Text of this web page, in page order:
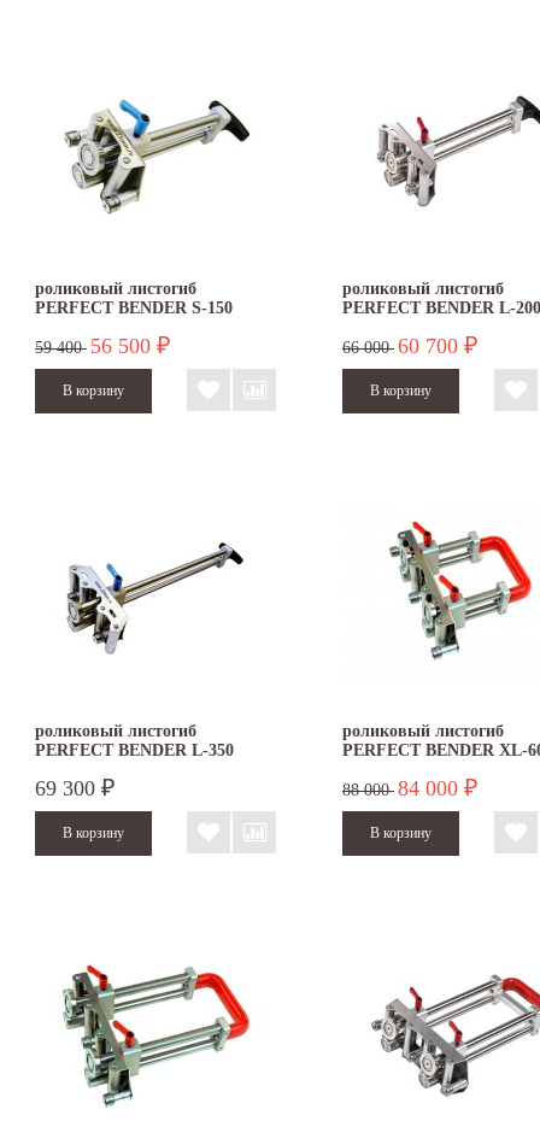
роликовый листогиб
PERFECT BENDER S-150
59 400 56 500 ₽
роликовый листогиб
PERFECT BENDER L-200
66 000 60 700 ₽
роликовый листогиб
PERFECT BENDER L-350
69 300 ₽
роликовый листогиб
PERFECT BENDER XL-
88 000 84 000 ₽